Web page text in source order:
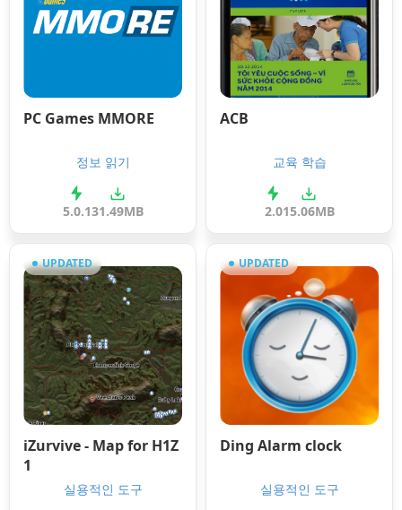
PC Games MMORE
정보 읽기
5.0.131.49MB
ACB
교육 학습
2.015.06MB
UPDATED
iZurvive - Map for H1Z
1
실용적인 도구
UPDATED
Ding Alarm clock
실용적인 도구